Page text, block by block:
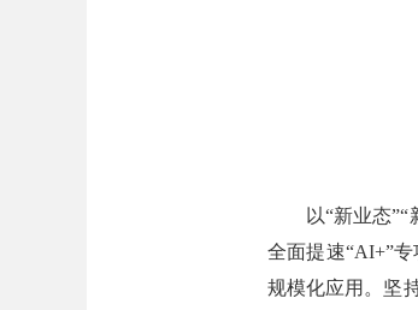
以“新业态”“新
全面提速“AI+”
规模化应用。坚